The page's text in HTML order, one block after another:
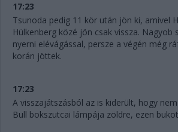
17:23
Tsunoda pedig 11 kör után jön ki, amivel
Hülkenberg közé jön csak vissza.
nyerni elévágással, persze a végén még
korán jöttek.
17:23
A visszajátszásból az is kiderült, hogy
Bull bokszutcai lámpája zöldre, ezen